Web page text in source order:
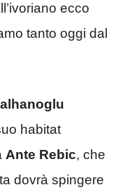
ecco
tanto oggi dal
habitat
Ante Rebic, che
dovrà spingere